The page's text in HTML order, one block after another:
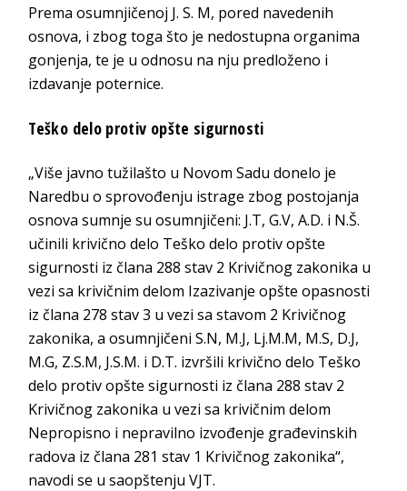
Prema osumnjičenoj J. S. M, pored navedenih
osnova, i zbog toga što je nedostupna organima
gonjenja, te je u odnosu na nju predloženo i
izdavanje poternice.
Teško delo protiv opšte sigurnosti
„Više javno tužilašto u Novom Sadu donelo je
Naredbu o sprovođenju istrage zbog postojanja
osnova sumnje su osumnjičeni: J.T, G.V, A.D. i N.Š.
učinili krivično delo Teško delo protiv opšte
sigurnosti iz člana 288 stav 2 Krivičnog zakonika u
vezi sa krivičnim delom Izazivanje opšte opasnosti
iz člana 278 stav 3 u vezi sa stavom 2 Krivičnog
zakonika, a osumnjičeni S.N, M.J, Lj.M.M, M.S, D.J,
M.G, Z.S.M, J.S.M. i D.T. izvršili krivično delo Teško
delo protiv opšte sigurnosti iz člana 288 stav 2
Krivičnog zakonika u vezi sa krivičnim delom
Nepropisno i nepravilno izvođenje građevinskih
radova iz člana 281 stav 1 Krivičnog zakonika“,
navodi se u saopštenju VJT.